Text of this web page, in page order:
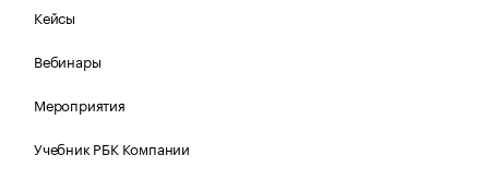
Кейсы
Вебинары
Мероприятия
Учебник РБК Компании